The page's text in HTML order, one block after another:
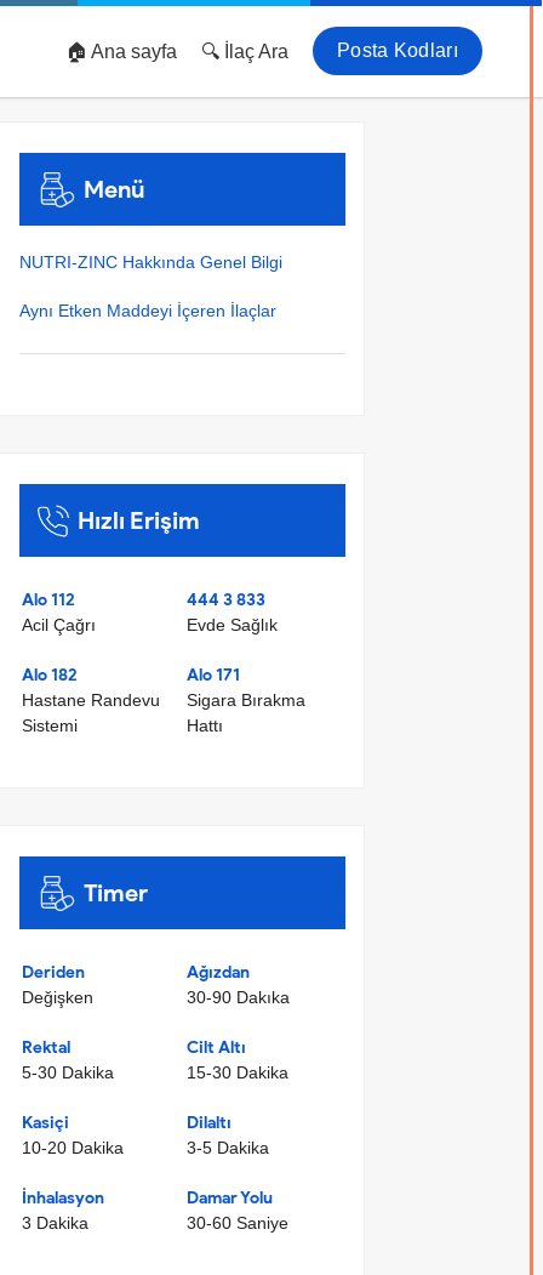
Posta Kodları
🔍 İlaç Ara
🏠 Ana sayfa
Menü
NUTRI-ZINC Hakkında Genel Bilgi
Aynı Etken Maddeyi İçeren İlaçlar
Hızlı Erişim
Alo 112
Acil Çağrı
444 3 833
Evde Sağlık
Alo 182
Hastane Randevu
Sistemi
Alo 171
Sigara Bırakma
Hattı
Timer
Deriden
Değişken
Ağızdan
30-90 Dakıka
Rektal
5-30 Dakika
Cilt Altı
15-30 Dakika
Kasiçi
10-20 Dakika
Dilaltı
3-5 Dakika
İnhalasyon
3 Dakika
Damar Yolu
30-60 Saniye